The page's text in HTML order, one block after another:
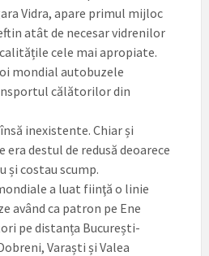
Vidra, apare primul mijloc
atât de necesar vidrenilor
cele mai apropiate.
mondial autobuzele
călătorilor din
inexistente. Chiar și
destul de redusă deoarece
și costau scump.
a luat fiinţă o linie
având ca patron pe Ene
pe distanța București-
Varaști și Valea